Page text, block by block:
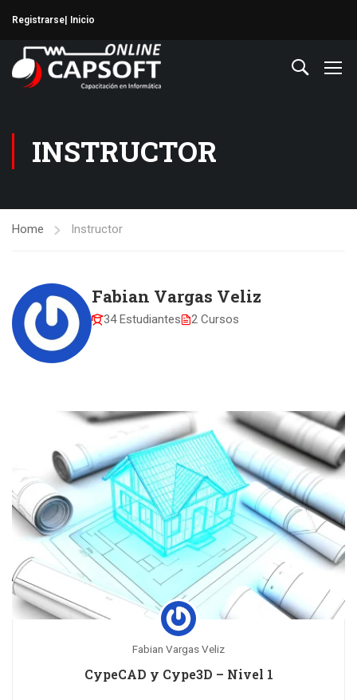
Registrarse | Inicio
INSTRUCTOR
Home Instructor
Fabian Vargas Veliz
34 Estudiantes 2 Cursos
Fabian Vargas Veliz
CypeCAD y Cype3D – Nivel 1